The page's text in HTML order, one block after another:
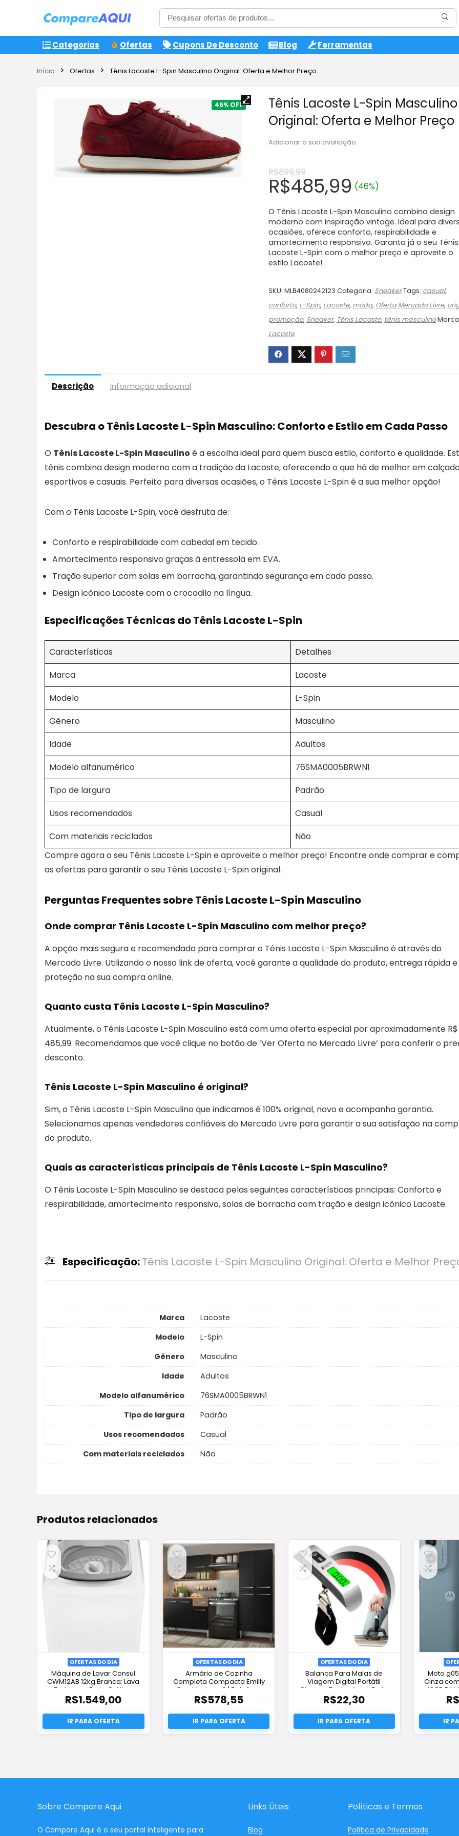
Categorias Ofertas Cupons De Desconto Blog Ferramentas
Início Ofertas Tênis Lacoste L-Spin Masculino Original: Oferta e Melhor Preço
46%
Tênis Lacoste L-Spin Masculino
Original: Oferta e Melhor Preço
Adicionar a sua avaliação
R$899,99
O
preço
original
era:
R$899,99.
R$485,99O
atual
é:
R$485,99.
(46%)
O Tênis Lacoste L-Spin Masculino combina design
moderno com inspiração vintage. Ideal para
ocasiões, oferece conforto, respirabilidade e
amortecimento responsivo. Garanta já o seu Tênis
Lacoste L-Spin com o melhor preço e aproveite o
estilo Lacoste!
SKU: MLB4080242123 Categoria: SneakerTags: casual,
conforto, L-Spin, Lacoste, moda, Oferta Mercado Livre,
promoção, Sneaker, Tênis Lacoste, tênis masculino
Lacoste
Descrição Informação adicional
Descubra o Tênis Lacoste L-Spin Masculino: Conforto e Estilo em Cada Passo
O Tênis Lacoste L-Spin Masculino é a escolha ideal para quem busca estilo, conforto e qualidade.
tênis combina design moderno com a tradição da Lacoste, oferecendo o que há de melhor em
esportivos e casuais. Perfeito para diversas ocasiões, o Tênis Lacoste L-Spin é a sua melhor opção!
Com o Tênis Lacoste L-Spin, você desfruta de:
Conforto e respirabilidade com cabedal em tecido.
Amortecimento responsivo graças à entressola em EVA.
Tração superior com solas em borracha, garantindo segurança em cada passo.
Design icônico Lacoste com o crocodilo na língua.
Especificações Técnicas do Tênis Lacoste L-Spin
Características
Detalhes
Marca
Lacoste
Modelo
L-Spin
Gênero
Masculino
Idade
Adultos
Modelo alfanumérico
76SMA0005BRWN1
Tipo de largura
Padrão
Usos recomendados
Casual
Com materiais reciclados
Não
Compre agora o seu Tênis Lacoste L-Spin e aproveite o melhor preço! Encontre onde comprar e
as ofertas para garantir o seu Tênis Lacoste L-Spin original.
Perguntas Frequentes sobre Tênis Lacoste L-Spin Masculino
Onde comprar Tênis Lacoste L-Spin Masculino com melhor preço?
A opção mais segura e recomendada para comprar o Tênis Lacoste L-Spin Masculino é através do
Mercado Livre. Utilizando o nosso link de oferta, você garante a qualidade do produto, entrega rápida
proteção na sua compra online.
Quanto custa Tênis Lacoste L-Spin Masculino?
Atualmente, o Tênis Lacoste L-Spin Masculino está com uma oferta especial por aproximadamente R$
485,99. Recomendamos que você clique no botão de ‘Ver Oferta no Mercado Livre’ para conferir o
desconto.
Tênis Lacoste L-Spin Masculino é original?
Sim, o Tênis Lacoste L-Spin Masculino que indicamos é 100% original, novo e acompanha garantia.
Selecionamos apenas vendedores confiáveis do Mercado Livre para garantir a sua satisfação na
do produto.
Quais as características principais de Tênis Lacoste L-Spin Masculino?
O Tênis Lacoste L-Spin Masculino se destaca pelas seguintes características principais: Conforto e
respirabilidade, amortecimento responsivo, solas de borracha com tração e design icônico Lacoste.
Especificação:Tênis Lacoste L-Spin Masculino Original: Oferta e Melhor
Marca
Lacoste
Modelo
L-Spin
Gênero
Masculino
Idade
Adultos
Modelo alfanumérico
76SMA0005BRWN1
Tipo de largura
Padrão
Usos recomendados
Casual
Com materiais reciclados
Não
Produtos relacionados
OFERTAS DO DIA
Máquina de Lavar Consul
CWM12AB 12kg Branca: Lava
Tudo com Frete Grátis e
Oferta!
R$1.549,00
OFERTAS DO DIA
Armário de Cozinha
Completa Compacta Emilly
Pop Madesa C/ Balcão –
Frete Grátis e Oferta!
R$578,55
OFERTAS DO DIA
Balança Para Malas de
Viagem Digital Portátil
Chrome Technology: Frete
Grátis e Oferta!
R$22,30
Moto
Cinza
12GB
R$
Sobre Compare Aqui
O Compare Aqui é o seu portal inteligente para
Links Úteis
Blog
Políticas e Termos
Política de Privacidade